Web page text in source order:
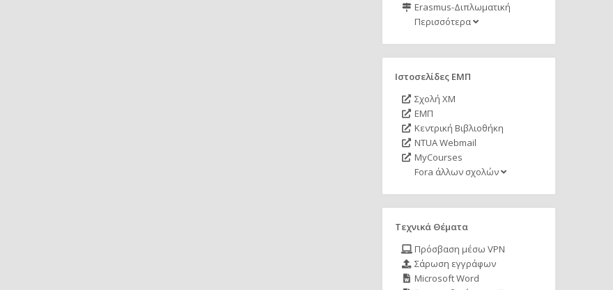
Erasmus-Διπλωματική
Περισσότερα
Ιστοσελίδες ΕΜΠ
Σχολή ΧΜ
ΕΜΠ
Κεντρική Βιβλιοθήκη
NTUA Webmail
MyCourses
Fora άλλων σχολών
Τεχνικά Θέματα
Πρόσβαση μέσω VPN
Σάρωση εγγράφων
Microsoft Word